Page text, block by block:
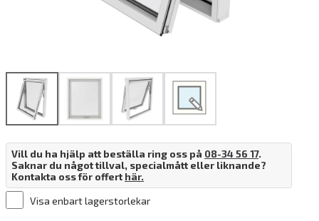
Produktritare
Vill du ha hjälp att beställa ring oss på 08-34 56 17.
Saknar du något tillval, specialmått eller liknande?
Kontakta oss för offert här.
Visa enbart lagerstorlekar